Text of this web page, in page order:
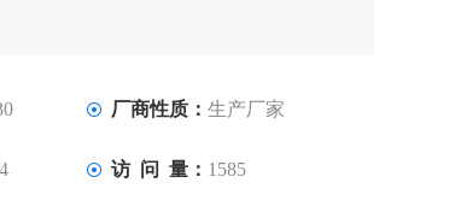
厂商性质： 生产厂家
访 问 量： 1585